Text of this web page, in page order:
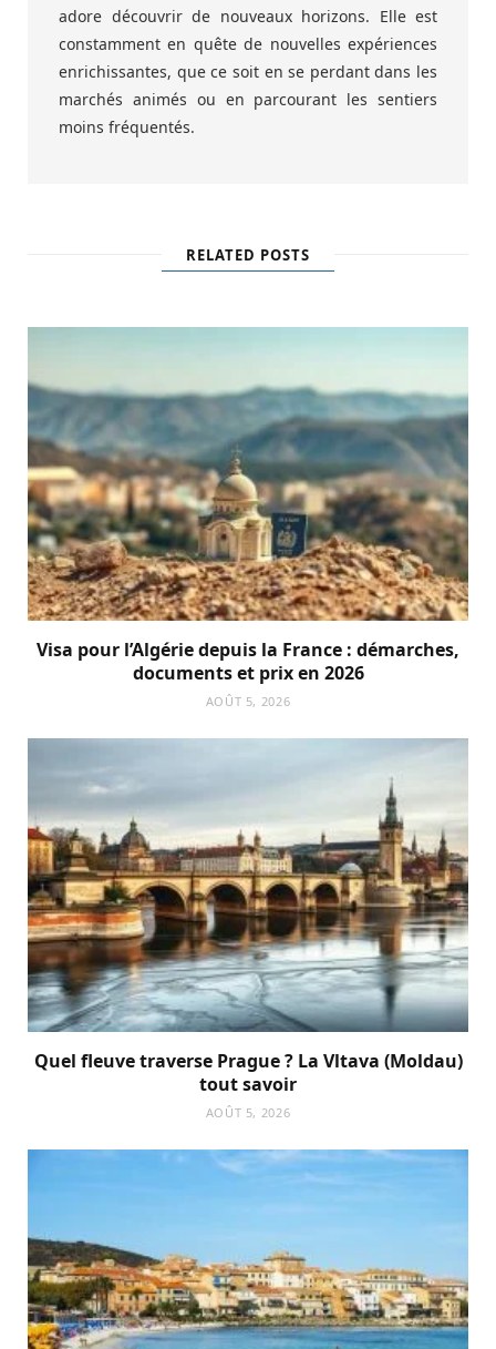
adore découvrir de nouveaux horizons. Elle est
constamment en quête de nouvelles expériences
enrichissantes, que ce soit en se perdant dans les
marchés animés ou en parcourant les sentiers
moins fréquentés.
RELATED POSTS
Visa pour l’Algérie depuis la France : démarches,
documents et prix en 2026
AOÛT 5, 2026
Quel fleuve traverse Prague ? La Vltava (Moldau)
tout savoir
AOÛT 5, 2026